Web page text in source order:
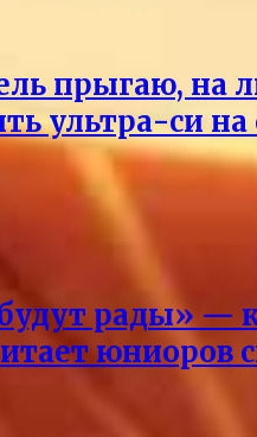
прыгаю, на
ультра-си на
будут рады»